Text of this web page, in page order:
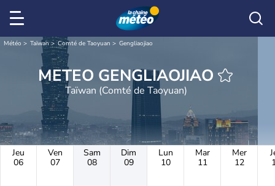
Météo Taïwan Comté de Taoyuan Gengliaojiao
METEO GENGLIAOJIAO
Taïwan (Comté de Taoyuan)
Jeu
06
Ven
07
Sam
08
Dim
09
Lun
10
Mar
11
Mer
12